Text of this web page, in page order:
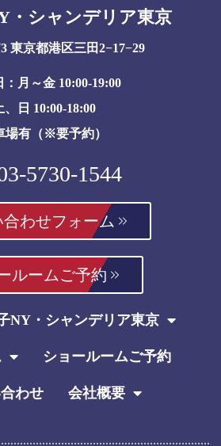
・シャンデリア東京
東京都港区三田2−17−29
：月～金 10:00-19:00
、日 10:00-18:00
場有（※要予約）
5730-1544
合わせフォーム
ルームご予約
NY・シャンデリア東京
ショールームご予約
わせ 会社概要